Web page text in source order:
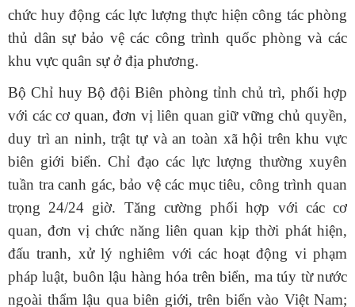
chức huy động các lực lượng thực hiện công tác phòng
thủ dân sự bảo vệ các công trình quốc phòng và các
khu vực quân sự ở địa phương.
Bộ Chỉ huy Bộ đội Biên phòng tỉnh chủ trì, phối hợp
với các cơ quan, đơn vị liên quan giữ vững chủ quyền,
duy trì an ninh, trật tự và an toàn xã hội trên khu vực
biên giới biển.Chỉ đạo các lực lượng thường xuyên
tuần tra canh gác, bảo vệ các mục tiêu, công trình quan
trọng 24/24 giờ. Tăng cường phối hợp với các cơ
quan, đơn vị chức năng liên quan kịp thời phát hiện,
đấu tranh, xử lý nghiêm với các hoạt động vi phạm
pháp luật, buôn lậu hàng hóa trên biển, ma túy từ nước
ngoài thẩm lậu qua biên giới, trên biển vào Việt Nam;